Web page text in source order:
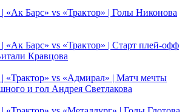
«Ак Барс» vs «Трактор» | Голы Никонова
«Ак Барс» vs «Трактор» | Старт плей-офф
Кравцова
| «Трактор» vs «Адмирал» | Матч мечты
и гол Андрея Светлакова